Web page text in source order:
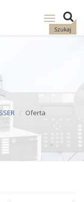
Szukaj
Pokaż
nawigację
Oferta